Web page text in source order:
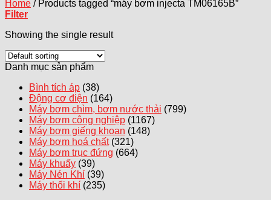
Home /Products tagged “máy bơm injecta TM06165B”
Filter
Showing the single result
Danh mục sản phẩm
Bình tích áp (38)
Động cơ điện (164)
Máy bơm chìm, bơm nước thải (799)
Máy bơm công nghiệp (1167)
Máy bơm giếng khoan (148)
Máy bơm hoá chất (321)
Máy bơm trục đứng (664)
Máy khuấy (39)
Máy Nén Khí (39)
Máy thổi khí (235)